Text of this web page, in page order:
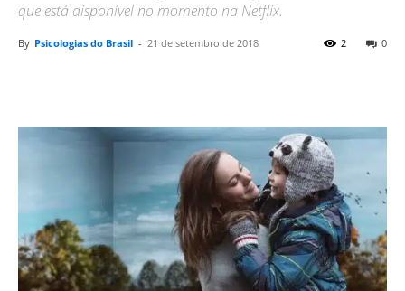
que está disponível no momento na Netflix.
By Psicologias do Brasil - 21 de setembro de 2018 0
2